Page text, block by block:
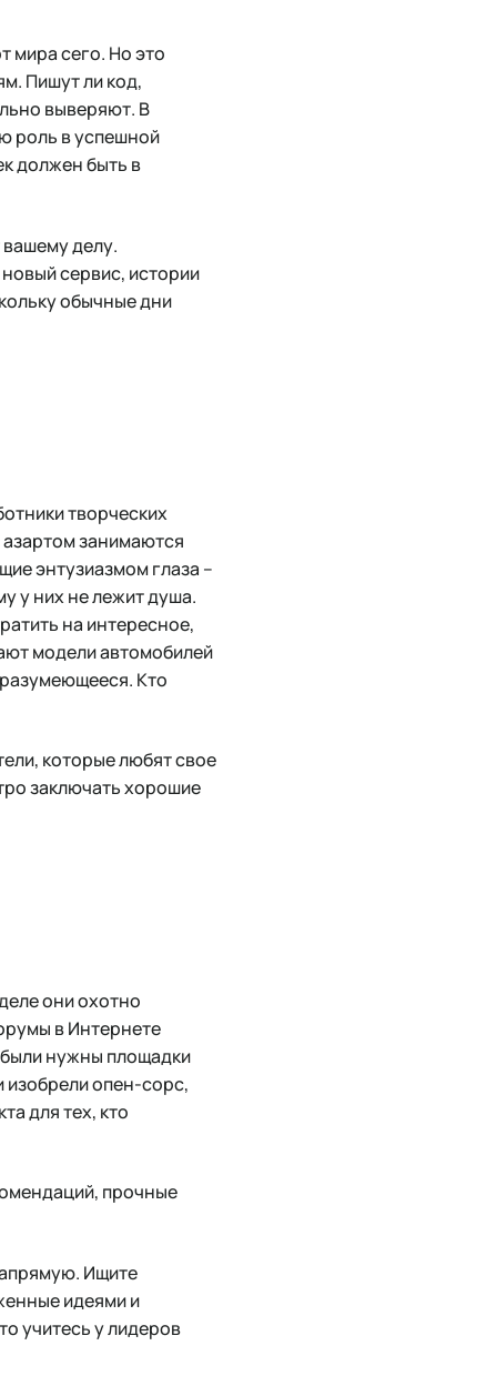
мира сего. Но это
Пишут ли код,
выверяют. В
роль в успешной
должен быть в
вашему делу.
сервис, истории
обычные дни
творческих
занимаются
энтузиазмом глаза –
у них не лежит душа.
на интересное,
модели автомобилей
Кто
которые любят свое
заключать хорошие
они охотно
в Интернете
нужны площадки
изобрели опен-сорс,
для тех, кто
прочные
Ищите
идеями и
учитесь у лидеров